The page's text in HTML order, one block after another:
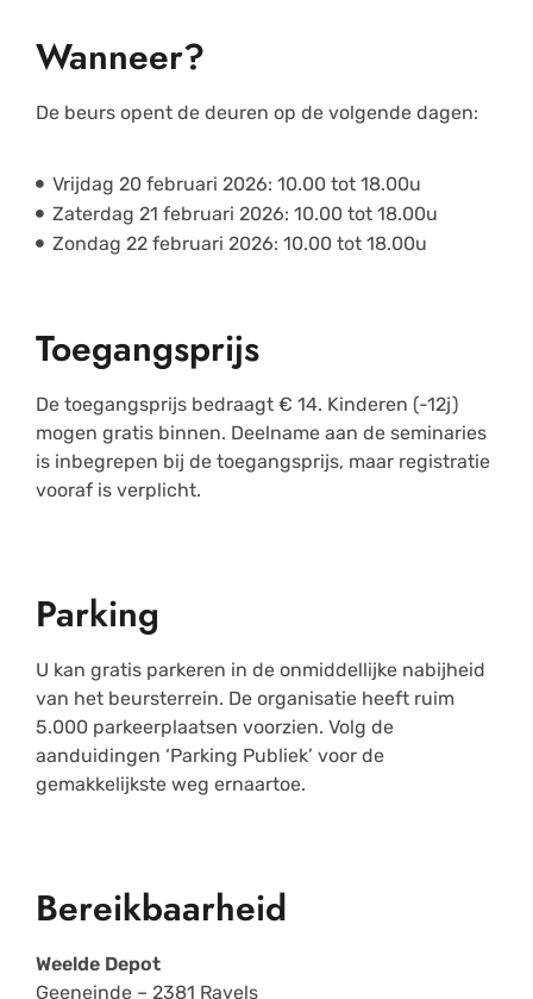
Wanneer?
De beurs opent de deuren op de volgende dagen:
Vrijdag 20 februari 2026: 10.00 tot 18.00u
Zaterdag 21 februari 2026: 10.00 tot 18.00u
Zondag 22 februari 2026: 10.00 tot 18.00u
Toegangsprijs
De toegangsprijs bedraagt € 14. Kinderen (-12j)
mogen gratis binnen. Deelname aan de seminaries
is inbegrepen bij de toegangsprijs, maar registratie
vooraf is verplicht.
Parking
U kan gratis parkeren in de onmiddellijke nabijheid
van het beursterrein. De organisatie heeft ruim
5.000 parkeerplaatsen voorzien. Volg de
aanduidingen ‘Parking Publiek’ voor de
gemakkelijkste weg ernaartoe.
Bereikbaarheid
Weelde Depot
Geeneinde – 2381 Ravels